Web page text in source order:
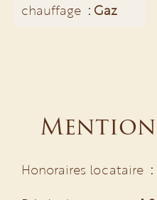
chauffage
Gaz
Honoraires locataire